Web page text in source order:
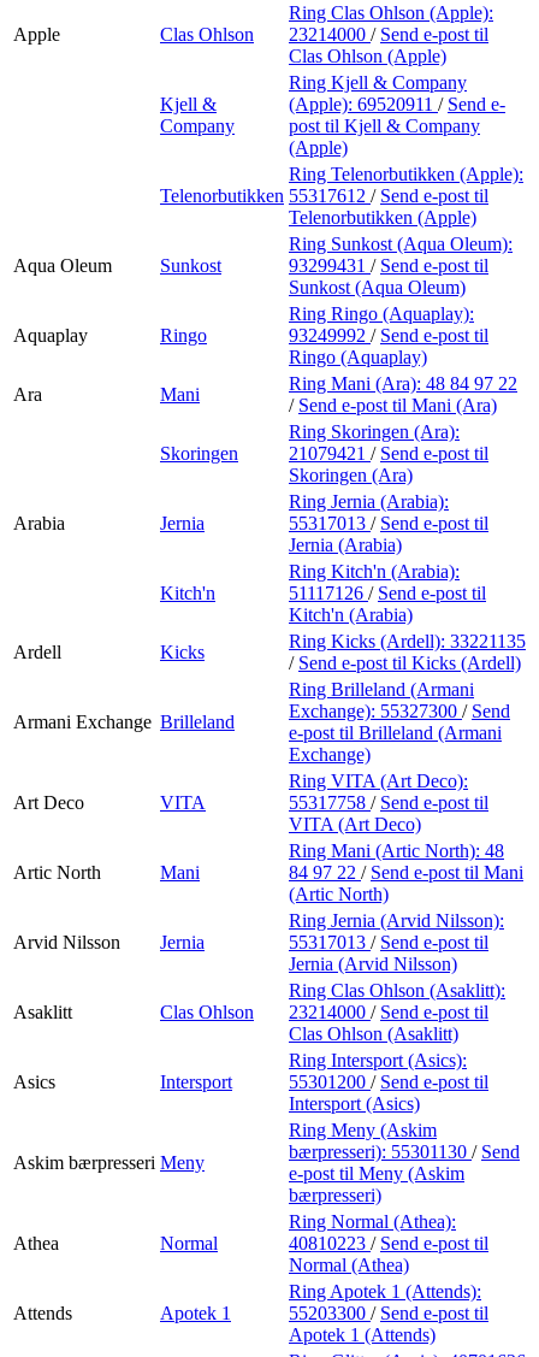
Apple Clas Ohlson
Ring Clas Ohlson (Apple):
23214000 / Send e-post til
Clas Ohlson (Apple)
Kjell &
Company
Ring Kjell & Company
(Apple): 69520911 / Send e-
post til Kjell & Company
(Apple)
Telenorbutikken
Ring Telenorbutikken (Apple):
55317612 / Send e-post til
Telenorbutikken (Apple)
Aqua Oleum Sunkost
Ring Sunkost (Aqua Oleum):
93299431 / Send e-post til
Sunkost (Aqua Oleum)
Aquaplay Ringo
Ring Ringo (Aquaplay):
93249992 / Send e-post til
Ringo (Aquaplay)
Ara
Mani
Ring Mani (Ara): 48 84 97 22
/ Send e-post til Mani (Ara)
Skoringen
Ring Skoringen (Ara):
21079421 / Send e-post til
Skoringen (Ara)
Arabia Jernia
Ring Jernia (Arabia):
55317013 / Send e-post til
Jernia (Arabia)
Kitch'n
Ring Kitch'n (Arabia):
51117126 / Send e-post til
Kitch'n (Arabia)
Ardell
Kicks
Ring Kicks (Ardell): 33221135
/ Send e-post til Kicks (Ardell)
Armani Exchange Brilleland
Ring Brilleland (Armani
Exchange): 55327300 / Send
e-post til Brilleland (Armani
Exchange)
Art Deco VITA
Ring VITA (Art Deco):
55317758 / Send e-post til
VITA (Art Deco)
Artic North Mani
Ring Mani (Artic North): 48
84 97 22 / Send e-post til Mani
(Artic North)
Arvid Nilsson Jernia
Ring Jernia (Arvid Nilsson):
55317013 / Send e-post til
Jernia (Arvid Nilsson)
Asaklitt Clas Ohlson
Ring Clas Ohlson (Asaklitt):
23214000 / Send e-post til
Clas Ohlson (Asaklitt)
Asics Intersport
Ring Intersport (Asics):
55301200 / Send e-post til
Intersport (Asics)
Askim bærpresseri Meny
Ring Meny (Askim
bærpresseri): 55301130 / Send
e-post til Meny (Askim
bærpresseri)
Athea Normal
Ring Normal (Athea):
40810223 / Send e-post til
Normal (Athea)
Attends Apotek 1
Ring Apotek 1 (Attends):
55203300 / Send e-post til
Apotek 1 (Attends)